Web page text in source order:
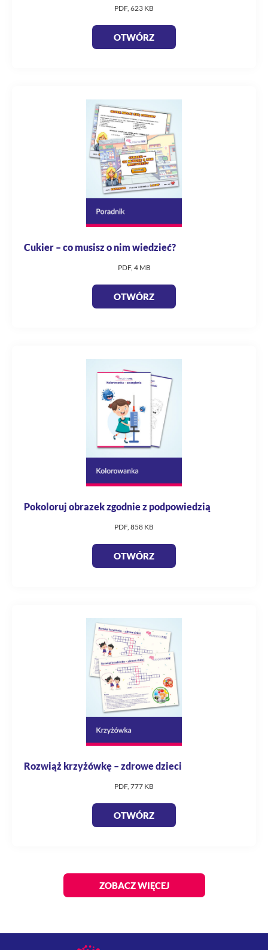
PDF, 623 KB
OTWÓRZ
Cukier – co musisz o nim wiedzieć?
PDF, 4 MB
OTWÓRZ
Pokoloruj obrazek zgodnie z podpowiedzią
PDF, 858 KB
OTWÓRZ
Rozwiąż krzyżówkę – zdrowe dzieci
PDF, 777 KB
OTWÓRZ
ZOBACZ WIĘCEJ